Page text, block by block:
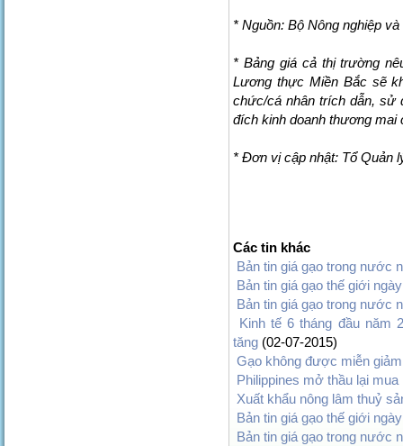
* Nguồn: Bộ Nông nghiệp
* Bảng giá cả thị trường
Lương thực Miền Bắc sẽ
chức/cá nhân trích dẫn, sử
đích kinh doanh thương
* Đơn vị cập nhật: Tổ Quản
Các tin khác
Bản tin giá gạo trong nước
Bản tin giá gạo thế giới
Bản tin giá gạo trong nước
Kinh tế 6 tháng đầu năm
tăng (02-07-2015)
Gạo không được miễn
Philippines mở thầu lại mua
Xuất khẩu nông lâm thuỷ
Bản tin giá gạo thế giới
Bản tin giá gạo trong nước